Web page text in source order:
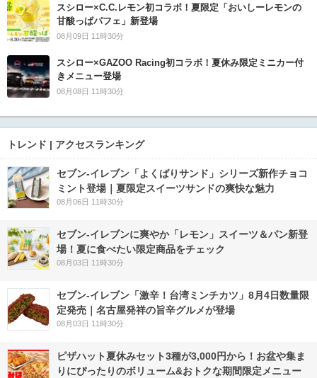
スシロー×C.C.レモン初コラボ！夏限定「おいしーレモンの
甘酸っぱパフェ」新登場
08月09日 11時30分
スシロー×GAZOO Racing初コラボ！夏休み限定ミニカー付
きメニュー登場
08月08日 11時30分
トレンド | アクセスランキング
セブン‐イレブン「よくばりサンド」シリーズ新作チョコ
ミント登場｜夏限定スイーツサンドの爽快な魅力
08月06日 11時30分
セブン‐イレブンに爽やか「レモン」スイーツ＆パン新登
場！夏に食べたい限定商品をチェック
08月03日 11時30分
セブン-イレブン「激辛！台湾ミンチカツ」8月4日数量限
定発売｜名古屋発祥の旨辛グルメが登場
08月03日 11時30分
ピザハット夏休みセット3種が3,000円から！お盆や集ま
りにぴったりのボリューム&おトクな期間限定メニュー